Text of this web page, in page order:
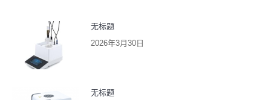
无标题
2026年3月30日
无标题